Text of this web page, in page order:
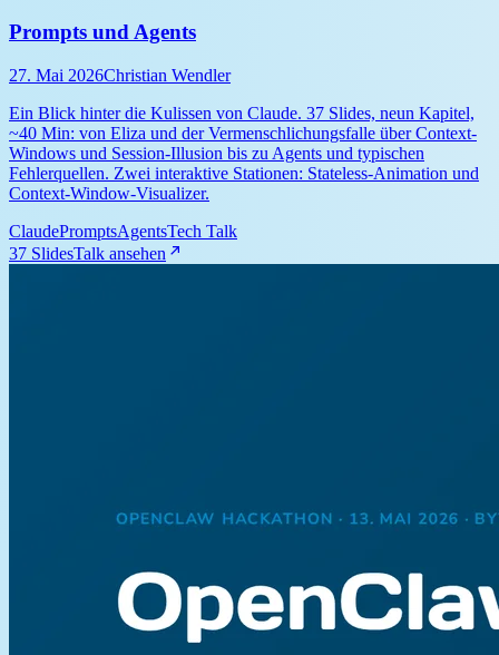
Prompts und Agents
27. Mai 2026Christian Wendler
Ein Blick hinter die Kulissen von Claude. 37 Slides, neun Kapitel,
~40 Min: von Eliza und der Vermenschlichungsfalle über Context-
Windows und Session-Illusion bis zu Agents und typischen
Fehlerquellen. Zwei interaktive Stationen: Stateless-Animation und
Context-Window-Visualizer.
ClaudePromptsAgentsTech Talk
37 SlidesTalk ansehen